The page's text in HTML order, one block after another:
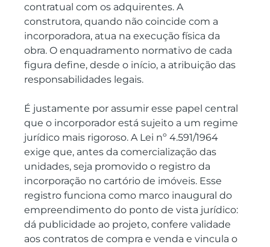
contratual com os adquirentes. A
construtora, quando não coincide com a
incorporadora, atua na execução física da
obra. O enquadramento normativo de cada
figura define, desde o início, a atribuição das
responsabilidades legais.
É justamente por assumir esse papel central
que o incorporador está sujeito a um regime
jurídico mais rigoroso. A Lei nº 4.591/1964
exige que, antes da comercialização das
unidades, seja promovido o registro da
incorporação no cartório de imóveis. Esse
registro funciona como marco inaugural do
empreendimento do ponto de vista jurídico:
dá publicidade ao projeto, confere validade
aos contratos de compra e venda e vincula o